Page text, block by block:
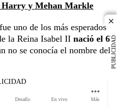
Desafío En vivo Más
PUBLICIDAD
y Mehan Markle
uno de los más esperados
la Reina Isabel II nació el 6
no se conocía el nombre del